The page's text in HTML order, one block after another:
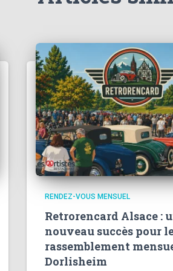
RENDEZ-VOUS MENSUEL
Retrorencard Alsace :
nouveau succès pour
rassemblement
Dorlisheim